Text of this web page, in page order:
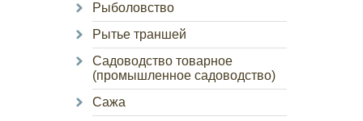
Рыболовство
Рытье траншей
Садоводство товарное
(промышленное садоводство)
Сажа